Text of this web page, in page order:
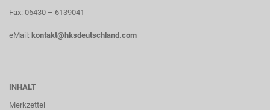
Fax: 06430 – 6139041
eMail: kontakt@hksdeutschland.com
INHALT
Merkzettel